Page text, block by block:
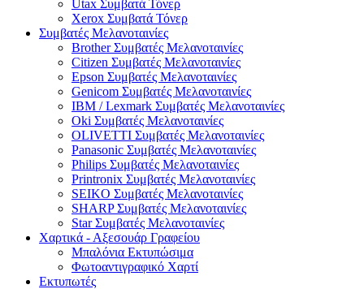
Utax Συμβατά Τόνερ
Xerox Συμβατά Τόνερ
Συμβατές Μελανοταινίες
Brother Συμβατές Μελανοταινίες
Citizen Συμβατές Μελανοταινίες
Epson Συμβατές Μελανοταινίες
Genicom Συμβατές Μελανοταινίες
IBM / Lexmark Συμβατές Μελανοταινίες
Oki Συμβατές Μελανοταινίες
OLIVETTI Συμβατές Μελανοταινίες
Panasonic Συμβατές Μελανοταινίες
Philips Συμβατές Μελανοταινίες
Printronix Συμβατές Μελανοταινίες
SEIKO Συμβατές Μελανοταινίες
SHARP Συμβατές Μελανοταινίες
Star Συμβατές Μελανοταινίες
Χαρτικά - Αξεσουάρ Γραφείου
Μπαλόνια Εκτυπώσιμα
Φωτοαντιγραφικό Χαρτί
Εκτυπωτές